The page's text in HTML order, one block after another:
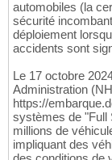
automobiles (la
sécurité
déploiement
accidents sont
Le 17 octobre
Administration
https://
systèmes de "Full
millions de
impliquant des